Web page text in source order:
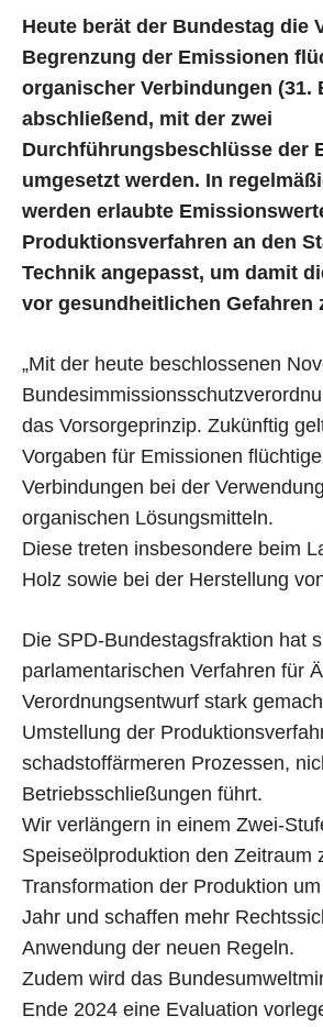
Heute berät der Bundestag die
Begrenzung der Emissionen
organischer Verbindungen (31.
abschließend, mit der zwei
Durchführungsbeschlüsse der
umgesetzt werden. In
werden erlaubte
Produktionsverfahren an den
Technik angepasst, um damit
vor gesundheitlichen Gefahren
„Mit der heute beschlossenen
das Vorsorgeprinzip. Zukünftig
Vorgaben für Emissionen
Verbindungen bei der
organischen Lösungsmitteln.
Diese treten insbesondere beim
Holz sowie bei der Herstellung
Die SPD-Bundestagsfraktion hat
parlamentarischen Verfahren für
Verordnungsentwurf stark
Umstellung der
schadstoffärmeren Prozessen,
Betriebsschließungen führt.
Wir verlängern in einem Zwei-
Speiseölproduktion den Zeitraum
Transformation der Produktion
Jahr und schaffen mehr
Anwendung der neuen Regeln.
Zudem wird das
Ende 2024 eine Evaluation